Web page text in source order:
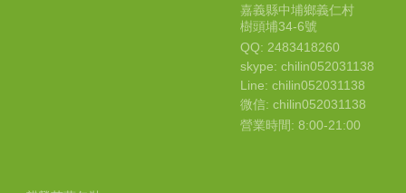
嘉義縣中埔鄉義仁村
樹頭埔34-6號
QQ: 2483418260
skype: chilin052031138
Line: chilin052031138
微信: chilin052031138
營業時間: 8:00-21:00